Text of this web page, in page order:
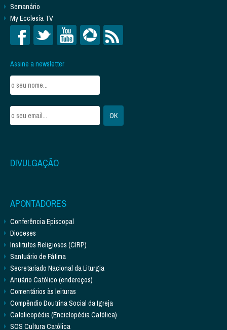
Semanário
My Ecclesia TV
Assine a newsletter
DIVULGAÇÃO
APONTADORES
Conferência Episcopal
Dioceses
Institutos Religiosos (CIRP)
Santuário de Fátima
Secretariado Nacional da Liturgia
Anuário Católico (endereços)
Comentários às leituras
Compêndio Doutrina Social da Igreja
Catolicopédia (Enciclopédia Católica)
SOS Cultura Católica